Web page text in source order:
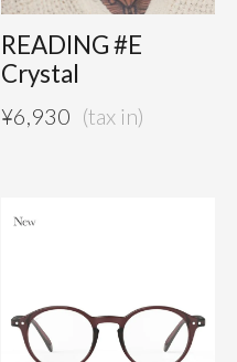
READING #E
Crystal
¥6,930